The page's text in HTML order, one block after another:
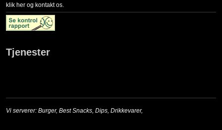
klik her og kontakt os.
Tjenester
Vi serverer: Burger, Best Snacks, Dips, Drikkevarer,